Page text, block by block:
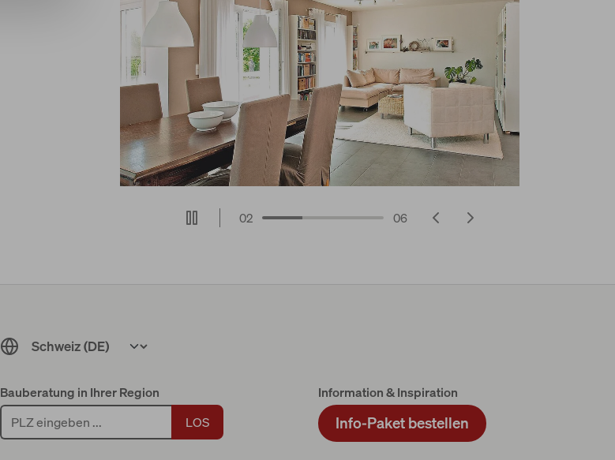
02 06
Bauberatung in Ihrer Region
LOS
Information & Inspiration
Info-Paket bestellen